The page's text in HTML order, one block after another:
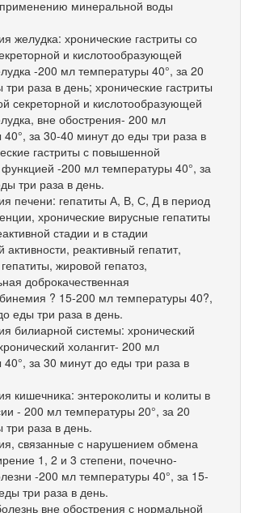
минеральной воды
желудка: хронические гастриты со
и кислотообразующей
-200 мл температуры 40°, за 20
раза в день; хронические гастриты
секреторной и кислотообразующей
вне обострения- 200 мл
за 30-40 минут до еды три раза в
гастриты с повышенной
-200 мл температуры 40°, за
три раза в день.
печени: гепатиты А, В, С, Д в период
хронические вирусные гепатиты
стадии и в стадии
реактивный гепатит,
жировой гепатоз,
доброкачественная
? 15-200 мл температуры 40?,
еды три раза в день.
билиарной системы: хронический
холангит- 200 мл
за 30 минут до еды три раза в
кишечника: энтероколиты и колиты в
- 200 мл температуры 20°, за 20
раза в день.
связанные с нарушением обмена
1, 2 и 3 степени, почечно-
-200 мл температуры 40°, за 15-
три раза в день.
вне обострения с нормальной